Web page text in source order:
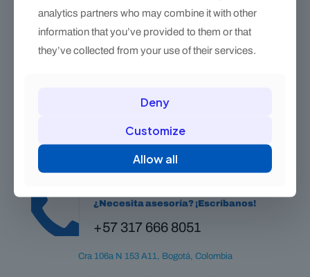
eXceL Original – Escofina para cascos blandos y húmedos
¿Necesita asesoría? ¡Escríbanos!
+57 317 666 8051
Cra 106a N 153 A11, Bogotá, Colombia
analytics partners who may combine it with other
information that you’ve provided to them or that
they’ve collected from your use of their services.
Deny
Customize
Allow all